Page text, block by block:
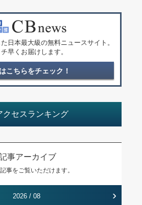
日本最大級の無料ニュースサイト。
早くお届けします。
こちらをチェック！
クセスランキング
事アーカイブ
事をご覧いただけます。
2026 / 08 ›